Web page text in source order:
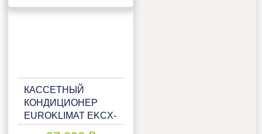
КАССЕТНЫЙ
КОНДИЦИОНЕР
EUROKLIMAT EKCX-